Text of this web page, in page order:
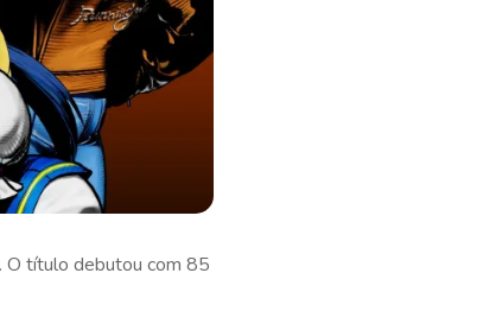
. O título debutou com 85